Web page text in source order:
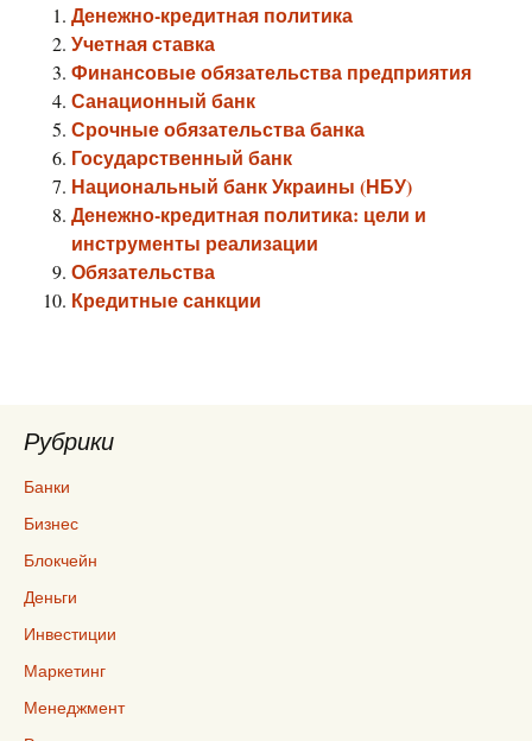
Денежно-кредитная политика
Учетная ставка
Финансовые обязательства предприятия
Санационный банк
Срочные обязательства банка
Государственный банк
Национальный банк Украины (НБУ)
Денежно-кредитная политика: цели и
инструменты реализации
Обязательства
Кредитные санкции
Рубрики
Банки
Бизнес
Блокчейн
Деньги
Инвестиции
Маркетинг
Менеджмент